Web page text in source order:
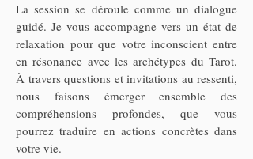
La session se déroule comme un dialogue
guidé. Je vous accompagne vers un état de
relaxation pour que votre inconscient entre
en résonance avec les archétypes du Tarot.
À travers questions et invitations au ressenti,
nous faisons émerger ensemble des
compréhensions profondes, que vous
pourrez traduire en actions concrètes dans
votre vie.